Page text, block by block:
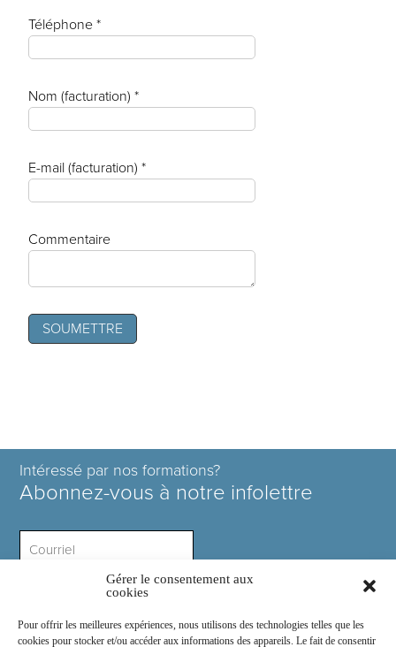
Gérer le consentement aux
cookies
Pour offrir les meilleures expériences, nous utilisons des technologies telles que les
cookies pour stocker et/ou accéder aux informations des appareils. Le fait de consentir
Téléphone *
Nom (facturation) *
E-mail (facturation) *
Commentaire
Intéressé par nos formations?
Abonnez-vous à notre infolettre